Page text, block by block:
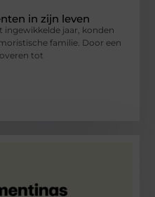
in zijn leven
ingewikkelde jaar, konden
familie. Door een
tot